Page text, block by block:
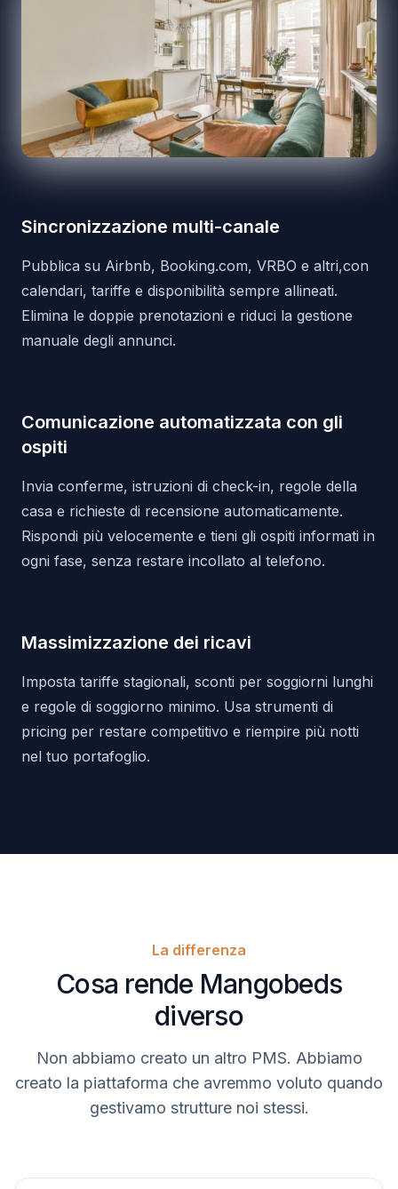
Sincronizzazione multi-canale
Pubblica su Airbnb, Booking.com, VRBO e altri,con
calendari, tariffe e disponibilità sempre allineati.
Elimina le doppie prenotazioni e riduci la gestione
manuale degli annunci.
Comunicazione automatizzata con gli
ospiti
Invia conferme, istruzioni di check-in, regole della
casa e richieste di recensione automaticamente.
Rispondi più velocemente e tieni gli ospiti informati in
ogni fase, senza restare incollato al telefono.
Massimizzazione dei ricavi
Imposta tariffe stagionali, sconti per soggiorni lunghi
e regole di soggiorno minimo. Usa strumenti di
pricing per restare competitivo e riempire più notti
nel tuo portafoglio.
La differenza
Cosa rende Mangobeds
diverso
Non abbiamo creato un altro PMS. Abbiamo
creato la piattaforma che avremmo voluto quando
gestivamo strutture noi stessi.